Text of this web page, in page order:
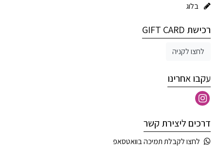
בלוג
רכישת GIFT CARD
לחצו לקניה
עקבו אחרינו
דרכים ליצירת קשר
לחצו לקבלת תמיכה בוואטסאפ